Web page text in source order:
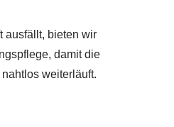
ausfällt, bieten wir
damit die
weiterläuft.